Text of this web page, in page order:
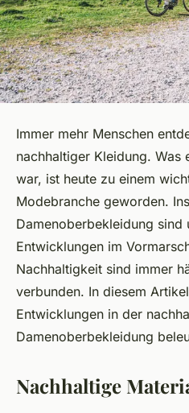
Immer mehr Menschen
nachhaltiger Kleidung. Was
war, ist heute zu einem
Modebranche geworden.
Damenoberbekleidung sind
Entwicklungen im
Nachhaltigkeit sind immer
verbunden. In diesem
Entwicklungen in der
Damenoberbekleidung
Nachhaltige